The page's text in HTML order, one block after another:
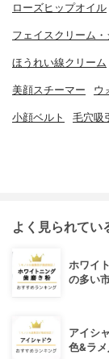
ローズヒップオイル
フェイスクリーム
ほうれい線クリーム
美顔スチーマー ウ
小顔ベルト 毛穴吸
よく見られてい
ホワイ
の多い
アイシ
色&ラメ